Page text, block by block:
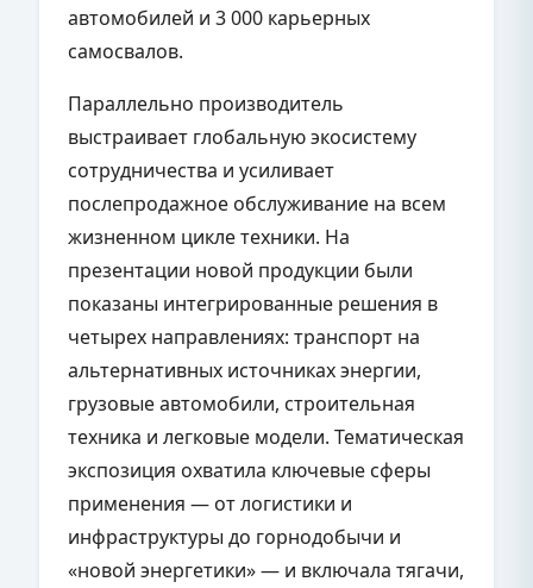
автомобилей и 3 000 карьерных
самосвалов.
Параллельно производитель
выстраивает глобальную экосистему
сотрудничества и усиливает
послепродажное обслуживание на всем
жизненном цикле техники. На
презентации новой продукции были
показаны интегрированные решения в
четырех направлениях: транспорт на
альтернативных источниках энергии,
грузовые автомобили, строительная
техника и легковые модели. Тематическая
экспозиция охватила ключевые сферы
применения — от логистики и
инфраструктуры до горнодобычи и
«новой энергетики» — и включала тягачи,